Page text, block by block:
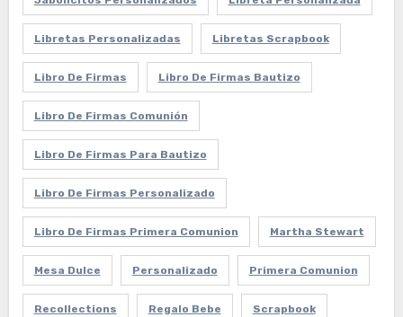
Libretas Personalizadas Libretas Scrapbook
Libro De Firmas Libro De Firmas Bautizo
Libro De Firmas Comunión
Libro De Firmas Para Bautizo
Libro De Firmas Personalizado
Libro De Firmas Primera Comunion Martha Stewart
Mesa Dulce Personalizado Primera Comunion
Recollections Regalo Bebe Scrapbook